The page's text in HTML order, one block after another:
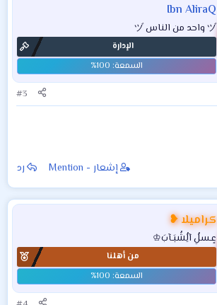
Ibn AliraQ
ヅ واحد من الناس ヅ
الإدارة
#3
إشعار - Mention رد
كراميلا ❥
عٍـسلُِ آلُِشُبَـآبَ♔
من أهلنا